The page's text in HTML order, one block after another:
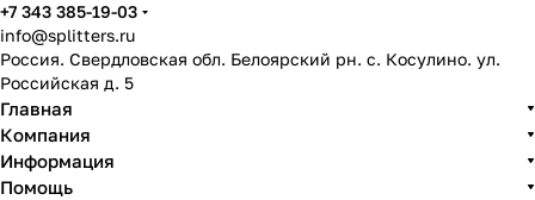
+7 343 385-19-03
info@splitters.ru
Россия. Свердловская обл. Белоярский рн. с. Косулино. ул.
Российская д. 5
Главная
Компания
Информация
Помощь